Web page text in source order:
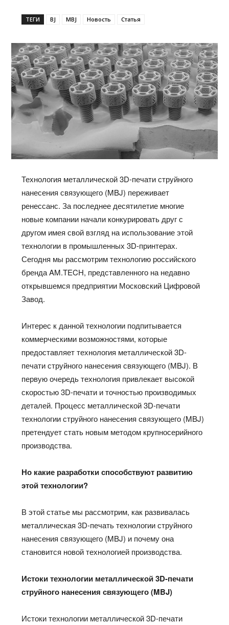
ТЕГИ BJ MBJ Новость Статья
Технология металлической 3D-печати струйного
нанесения связующего (MBJ) переживает
ренессанс. За последнее десятилетие многие
новые компании начали конкурировать друг с
другом имея свой взгляд на использование этой
технологии в промышленных 3D-принтерах.
Сегодня мы рассмотрим технологию российского
брендаAM.TECH, представленного на недавно
открывшемся предприятии Московский Цифровой
Завод.
Интерес к данной технологии подпитывается
коммерческими возможностями, которые
предоставляет технология металлической 3D-
печати струйного нанесения связующего (MBJ). В
первую очередь технология привлекает высокой
скоростью 3D-печати и точностью производимых
деталей. Процесс металлической 3D-печати
технологии струйного нанесения связующего (MBJ)
претендует стать новым методом крупносерийного
производства.
Но какие разработки способствуют развитию
этой технологии?
В этой статье мы рассмотрим, как развивалась
металлическая 3D-печать технологии струйного
нанесения связующего (MBJ) и почему она
становится новой технологией производства.
Истоки технологии металлической 3D-печати
струйного нанесения связующего (MBJ)
Истоки технологии металлической 3D-печати